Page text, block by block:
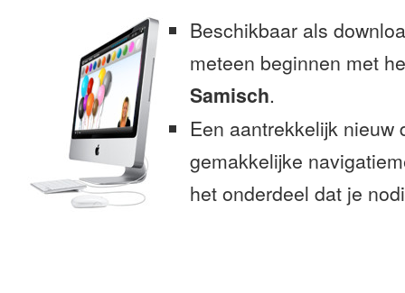
Beschikbaar als
meteen beginnen met
Samisch.
Een aantrekkelijk nieuw
gemakkelijke
het onderdeel dat je